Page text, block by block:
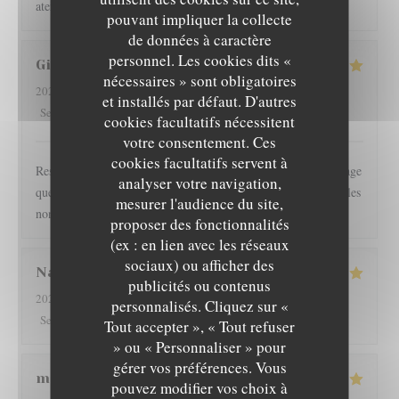
pouvant impliquer la collecte
de données à caractère
personnel. Les cookies dits «
nécessaires » sont obligatoires
et installés par défaut. D'autres
cookies facultatifs nécessitent
votre consentement. Ces
cookies facultatifs servent à
analyser votre navigation,
mesurer l'audience du site,
proposer des fonctionnalités
(ex : en lien avec les réseaux
sociaux) ou afficher des
publicités ou contenus
personnalisés. Cliquez sur «
Tout accepter », « Tout refuser
» ou « Personnaliser » pour
gérer vos préférences. Vous
pouvez modifier vos choix à
atento y la comida excelente. ☺️
Gilles
2026-08-01
- 19:30 - Couverts 2
Service
Ambiance: 3 /5 Cuisine:5/5 Qualité / Prix
Restaurant l épicurien est pour nous une valeur sûre... Dommage
que les clients soient autorisés à fumer en terrasse, perturbant les
non fumeurs Pas de mauvaise surprise
Nathan
2026-08-01
- 19:30 - Couverts 2
Service
Ambiance /5 Cuisine:5 /5 Qualité / Prix
martine
L'EPICURIEN